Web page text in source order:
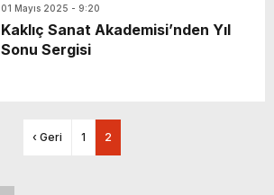
01 Mayıs 2025 - 9:20
Kaklıç Sanat Akademisi’nden Yıl
Sonu Sergisi
‹ Geri 1 2